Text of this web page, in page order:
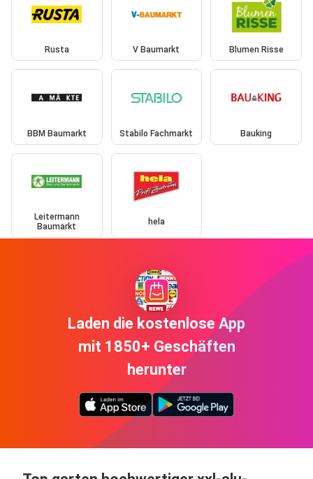
Rusta V Baumarkt Blumen Risse
BBM Baumarkt Stabilo Fachmarkt Bauking
Leitermann
Baumarkt
hela
Laden die kostenlose App
mit 1850+ Geschäften
herunter